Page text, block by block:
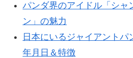
パンダ界のアイドル「シャ
ン」の魅力
日本にいるジャイアントパ
年月日＆特徴